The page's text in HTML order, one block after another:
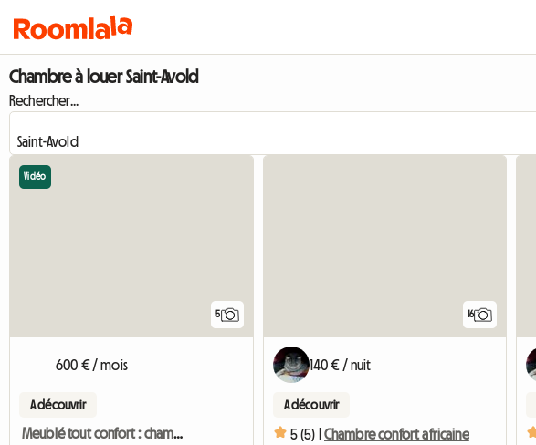
Chambre à louer Saint-Avold
Rechercher...
5
Vidéo
600 € / mois
A découvrir
Meublé tout confort : chambre
16
140 € / nuit
A découvrir
5 (5) | Chambre confort africaine